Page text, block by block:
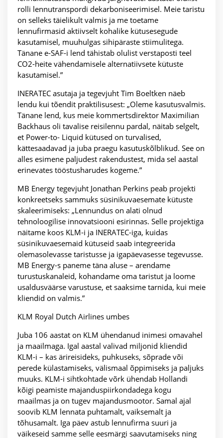
rolli lennutranspordi dekarboniseerimisel. Meie taristu
on selleks täielikult valmis ja me toetame
lennufirmasid aktiivselt kohalike kütusesegude
kasutamisel, muuhulgas sihipäraste stiimulitega.
Tänane e-SAF-i lend tähistab olulist verstaposti teel
CO2-heite vähendamisele alternatiivsete kütuste
kasutamisel.”
INERATEC asutaja ja tegevjuht Tim Boeltken näeb
lendu kui tõendit praktilisusest: „Oleme kasutusvalmis.
Tänane lend, kus meie kommertsdirektor Maximilian
Backhaus oli tavalise reisilennu pardal, näitab selgelt,
et Power-to- Liquid kütused on turvalised,
kättesaadavad ja juba praegu kasutuskõlblikud. See on
alles esimene paljudest rakendustest, mida sel aastal
erinevates tööstusharudes kogeme.”
MB Energy tegevjuht Jonathan Perkins peab projekti
konkreetseks sammuks süsinikuvaesemate kütuste
skaleerimiseks: „Lennundus on alati olnud
tehnoloogilise innovatsiooni esirinnas. Selle projektiga
näitame koos KLM-i ja INERATEC-iga, kuidas
süsinikuvaesemaid kütuseid saab integreerida
olemasolevasse taristusse ja igapäevasesse tegevusse.
MB Energy-s paneme täna aluse – arendame
turustuskanaleid, kohandame oma taristut ja loome
usaldusväärse varustuse, et saaksime tarnida, kui meie
kliendid on valmis.”
KLM Royal Dutch Airlines umbes
Juba 106 aastat on KLM ühendanud inimesi omavahel
ja maailmaga. Igal aastal valivad miljonid kliendid
KLM-i – kas ärireisideks, puhkuseks, sõprade või
perede külastamiseks, välismaal õppimiseks ja paljuks
muuks. KLM-i sihtkohtade võrk ühendab Hollandi
kõigi peamiste majanduspiirkondadega kogu
maailmas ja on tugev majandusmootor. Samal ajal
soovib KLM lennata puhtamalt, vaiksemalt ja
tõhusamalt. Iga päev astub lennufirma suuri ja
väikeseid samme selle eesmärgi saavutamiseks ning